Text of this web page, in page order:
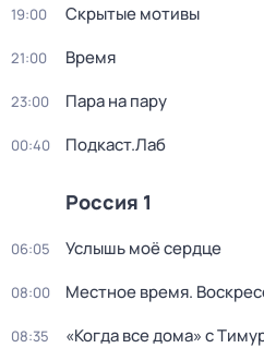
19:00 Скрытые мотивы
21:00 Время
23:00 Пара на пару
00:40 Подкаст.Лаб
Россия 1
06:05 Услышь моё сердце
08:00 Местное время.
08:35 «Когда все дома» с